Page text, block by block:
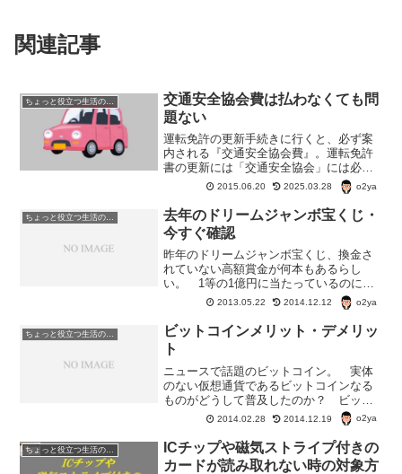
関連記事
交通安全協会費は払わなくても問
題ない
運転免許の更新手続きに行くと、必ず案
内される『交通安全協会費』。運転免許
書の更新には「交通安全協会」には必ず
入らないといけないのだろうか？交通安
全協会ってどんな仕事をしているの？入
会したらメリットはあるのだろうか？
2015.06.20 2025.03.28 o2ya
ちょっと役立つ生活の知恵
去年のドリームジャンボ宝くじ・
今すぐ確認
昨年のドリームジャンボ宝くじ、換金さ
れていない高額賞金が何本もあるらし
い。 1等の1億円に当たっているのに、
換金されていないものが5月7日（火）現
在で7本。 発売された場所は、東京・神
奈川が各2本、福島・埼玉・鹿児島が各1
本ずつ。 さらに、...
2013.05.22 2014.12.12 o2ya
ビットコインメリット・デメリッ
ト
ニュースで話題のビットコイン。 実体
のない仮想通貨であるビットコインなる
ものがどうして普及したのか？ ビット
コインはどうやって使うのか？ ちょっ
と調べてみた。海外でのビットコイン事
情 海外のネット上にはPCやデジタルカ
メラ、時計といった多彩...
2014.02.28 2014.12.19 o2ya
ICチップや磁気ストライプ付きの
カードが読み取れない時の対象方